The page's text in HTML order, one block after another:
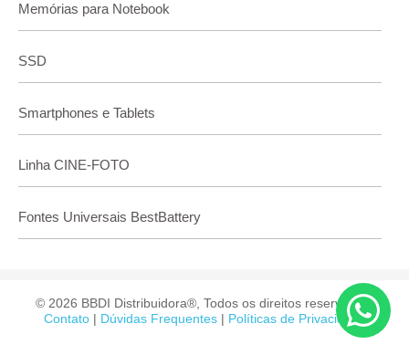
Memórias para Notebook
SSD
Smartphones e Tablets
Linha CINE-FOTO
Fontes Universais BestBattery
© 2026 BBDI Distribuidora®, Todos os direitos reservados.
Contato | Dúvidas Frequentes | Políticas de Privacidade